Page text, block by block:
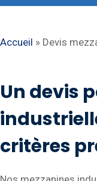
Accueil » Devis
Un devis
critères